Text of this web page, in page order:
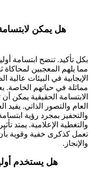
هل يمكن
بكل تأكيد. تنضح ابتسامة
مما يلهم المعجبين
الإيجابية في البيئات
مماثلة في حياتهم الخاصة.
الابتسامة الحقيقية يمكن
العام والتصور الذاتي. يفيد
والتحفيز بمجرد رؤية
والتغطية الإعلامية. يمتد
تعمل كذكرى خفية وقوية بأن
والإنجاز.
هل يستخدم